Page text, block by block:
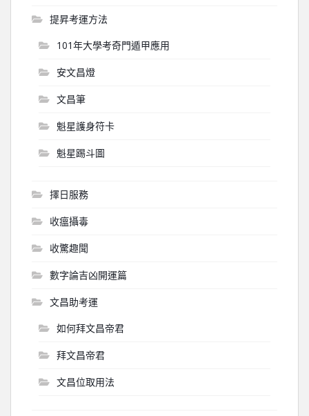
提昇考運方法
101年大學考奇門遁甲應用
安文昌燈
文昌筆
魁星護身符卡
魁星踢斗圖
擇日服務
收瘟攝毒
收驚趣聞
數字論吉凶開運篇
文昌助考運
如何拜文昌帝君
拜文昌帝君
文昌位取用法